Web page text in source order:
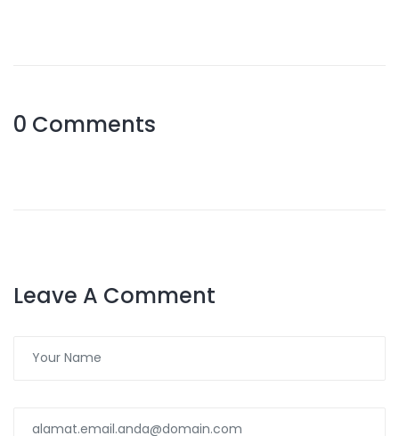
0 Comments
Leave A Comment